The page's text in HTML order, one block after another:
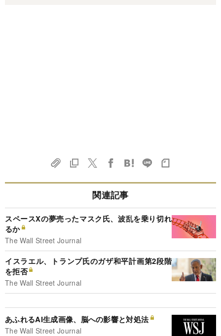
関連記事
スペースXの夢売ったマスク氏、波乱を乗り切れ
るか
The Wall Street Journal
イスラエル、トランプ氏のガザ和平計画第2段階
を拒否
The Wall Street Journal
あふれるAI生成画像、脳への影響と対処法
The Wall Street Journal